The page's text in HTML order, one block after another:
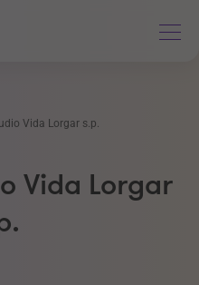
Vida Lorgar s.p.
Vida Lorgar